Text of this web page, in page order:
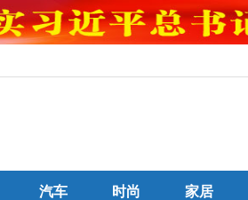
汽车 时尚 家居